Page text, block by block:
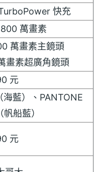
快充
800 萬畫素
萬畫素主鏡頭
畫素超廣角鏡頭
元
藍）、PANTONE
船藍）
元